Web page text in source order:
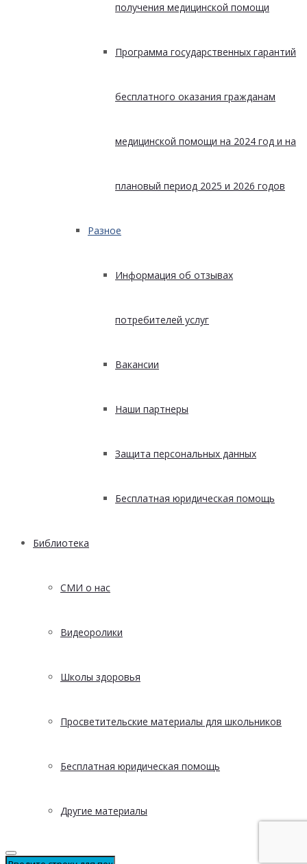
получения медицинской помощи
Программа государственных гарантий
бесплатного оказания гражданам
медицинской помощи на 2024 год и на
плановый период 2025 и 2026 годов
Разное
Информация об отзывах
потребителей услуг
Вакансии
Наши партнеры
Защита персональных данных
Бесплатная юридическая помощь
Библиотека
СМИ о нас
Видеоролики
Школы здоровья
Просветительские материалы для школьников
Бесплатная юридическая помощь
Другие материалы